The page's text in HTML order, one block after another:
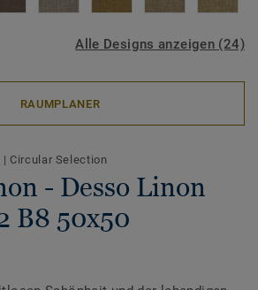
Alle Designs anzeigen (24)
RAUMPLANER
| Circular Selection
- Desso Linon
B8 50x50